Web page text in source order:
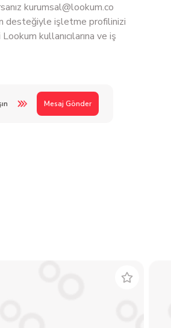
kurumsal@lookum.co
desteğiyle işletme profilinizi
kullanıcılarına ve iş
Mesaj Gönder